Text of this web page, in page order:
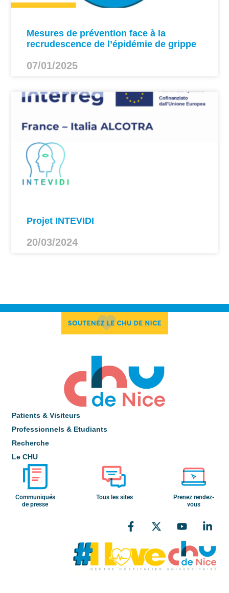
Mesures de prévention face à la
recrudescence de l’épidémie de grippe
07/01/2025
Projet INTEVIDI
20/03/2024
Patients & Visiteurs
Professionnels & Etudiants
Recherche
Le CHU
Communiqués
de presse
Tous les sites
Prenez rendez-
vous